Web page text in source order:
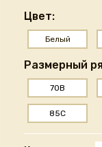
Цвет:
Белый
Размерный
70B
85C